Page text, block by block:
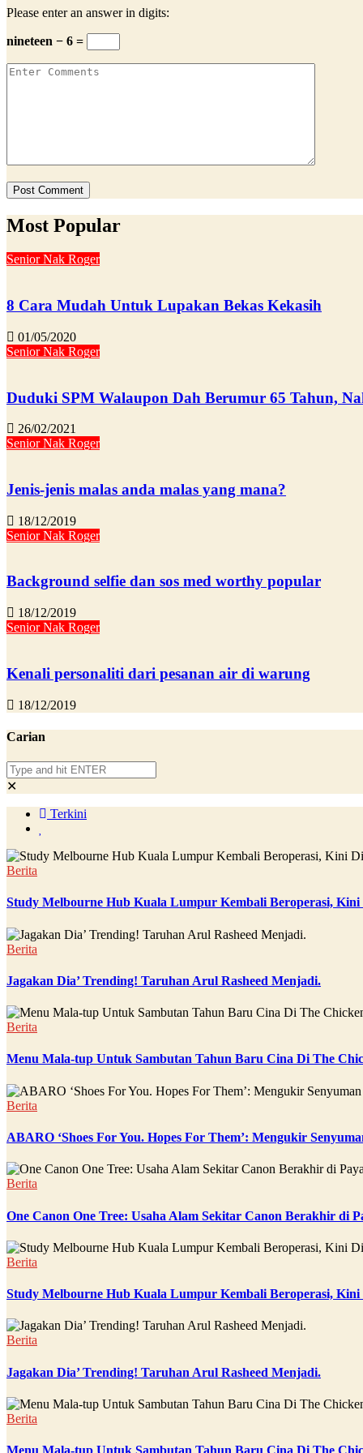
Please enter an answer in digits:
nineteen − 6 =
Most Popular
Senior Nak Roger
8 Cara Mudah Untuk Lupakan Bekas Kekasih
01/05/2020
Senior Nak Roger
Duduki SPM Walaupon Dah Berumur 65 Tahun,
26/02/2021
Senior Nak Roger
Jenis-jenis malas anda malas yang mana?
18/12/2019
Senior Nak Roger
Background selfie dan sos med worthy popular
18/12/2019
Senior Nak Roger
Kenali personaliti dari pesanan air di warung
18/12/2019
Carian
✕
Terkini
Berita
Study Melbourne Hub Kuala Lumpur Kembali Beroperasi, Kini
Berita
Jagakan Dia’ Trending! Taruhan Arul Rasheed Menjadi.
Berita
Menu Mala-tup Untuk Sambutan Tahun Baru Cina Di The
Berita
ABARO ‘Shoes For You. Hopes For Them’: Mengukir
Berita
One Canon One Tree: Usaha Alam Sekitar Canon Berakhir di
Berita
Study Melbourne Hub Kuala Lumpur Kembali Beroperasi, Kini
Berita
Jagakan Dia’ Trending! Taruhan Arul Rasheed Menjadi.
Berita